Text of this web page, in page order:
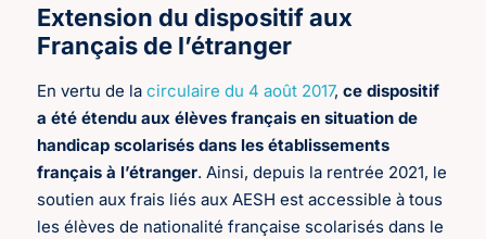
Extension du dispositif aux
Français de l’étranger
En vertu de lacirculaire du 4 août 2017,ce dispositif
a été étendu aux élèves français en situation de
handicap scolarisés dans les établissements
français à l’étranger. Ainsi, depuis la rentrée 2021, le
soutien aux frais liés aux AESH est accessible à tous
les élèves de nationalité française scolarisés dans le